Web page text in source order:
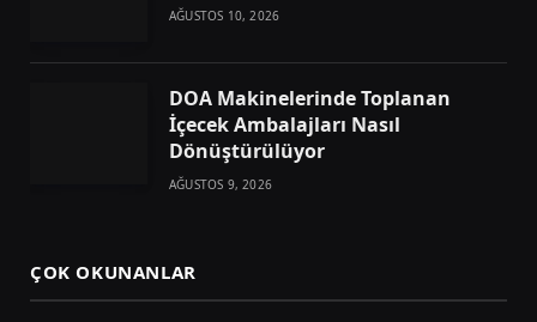
AĞUSTOS 10, 2026
DOA Makinelerinde Toplanan
İçecek Ambalajları Nasıl
Dönüştürülüyor
AĞUSTOS 9, 2026
ÇOK OKUNANLAR